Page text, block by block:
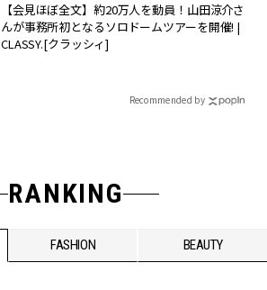
【会見ほぼ全文】約20万人を動員！山田涼介さ
んが事務所初となるソロドームツアーを開催! |
CLASSY.[クラッシィ]
Recommended by
RANKING
FASHION BEAUTY